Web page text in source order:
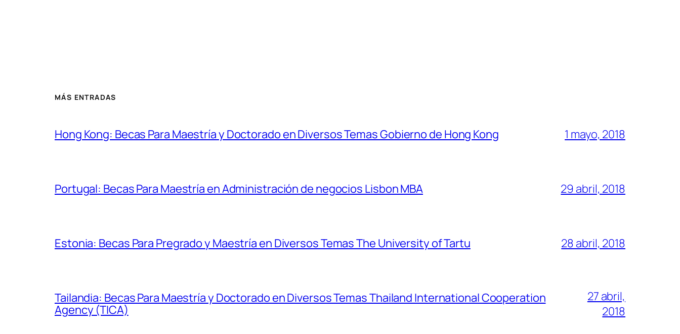
MÁS ENTRADAS
Hong Kong: Becas Para Maestría y Doctorado en Diversos Temas Gobierno de Hong Kong 1 mayo, 2018
Portugal: Becas Para Maestría en Administración de negocios Lisbon MBA 29 abril, 2018
Estonia: Becas Para Pregrado y Maestría en Diversos Temas The University of Tartu 28 abril, 2018
Tailandia: Becas Para Maestría y Doctorado en Diversos Temas Thailand International Cooperation
Agency (TICA)
27 abril,
2018